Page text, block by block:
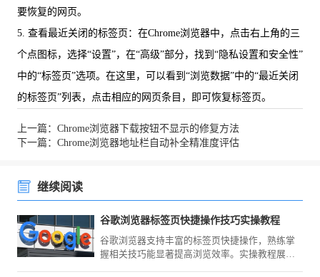
要恢复的网页。
5. 查看最近关闭的标签页：在Chrome浏览器中，点击右上角的三
个点图标，选择“设置”，在“高级”部分，找到“隐私设置和安全性”
中的“标签页”选项。在这里，可以看到“浏览数据”中的“最近关闭
的标签页”列表，点击相应的网页条目，即可恢复标签页。
上一篇：Chrome浏览器下载按钮不显示的修复方法
下一篇：Chrome浏览器地址栏自动补全精准度评估
继续阅读
谷歌浏览器标签页快捷操作技巧实操教程
谷歌浏览器支持丰富的标签页快捷操作，熟练掌
握相关技巧能显著提高浏览效率。实操教程展示